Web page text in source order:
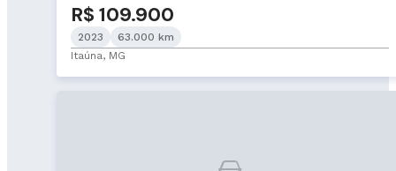
R$ 109.900
2023
63.000 km
Itaúna, MG